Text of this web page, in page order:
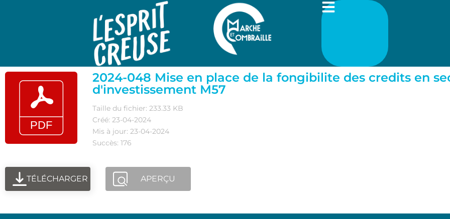
2024-048 Mise en place de la fongibilite des credits en
d'investissement M57
Taille du fichier: 233.33 KB
Créé: 23-04-2024
Mis à jour: 23-04-2024
Succès: 176
TÉLÉCHARGER APERÇU